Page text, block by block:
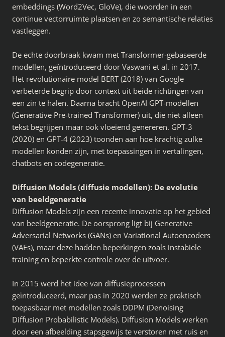
embeddings (Word2Vec, GloVe), die woorden in een
continue vectorruimte plaatsen en zo semantische relaties
vastleggen.
De echte doorbraak kwam met Transformer-gebaseerde
modellen, geïntroduceerd door Vaswani et al. in 2017.
Het revolutionaire model BERT (2018) van Google
verbeterde begrip door context uit beide richtingen van
een zin te halen. Daarna bracht OpenAI GPT-modellen
(Generative Pre-trained Transformer) uit, die niet alleen
tekst begrijpen maar ook vloeiend genereren. GPT-3
(2020) en GPT-4 (2023) toonden aan hoe krachtig zulke
modellen konden zijn, met toepassingen in vertalingen,
chatbots en codegeneratie.
Diffusion Models (diffusie modellen): De evolutie
van beeldgeneratie
Diffusion Models zijn een recente innovatie op het gebied
van beeldgeneratie. De oorsprong ligt bij Generative
Adversarial Networks (GANs) en Variational Autoencoders
(VAEs), maar deze hadden beperkingen zoals instabiele
training en beperkte controle over de uitvoer.
In 2015 werd het idee van diffusieprocessen
geïntroduceerd, maar pas in 2020 werden ze praktisch
toepasbaar met modellen zoals DDPM (Denoising
Diffusion Probabilistic Models). Diffusion Models werken
door een afbeelding stapsgewijs te verstoren met ruis en